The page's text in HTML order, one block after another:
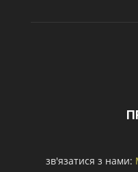
зв'язатися з нами: